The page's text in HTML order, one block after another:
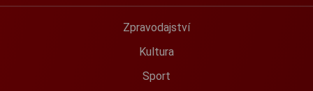
Zpravodajství
Kultura
Sport